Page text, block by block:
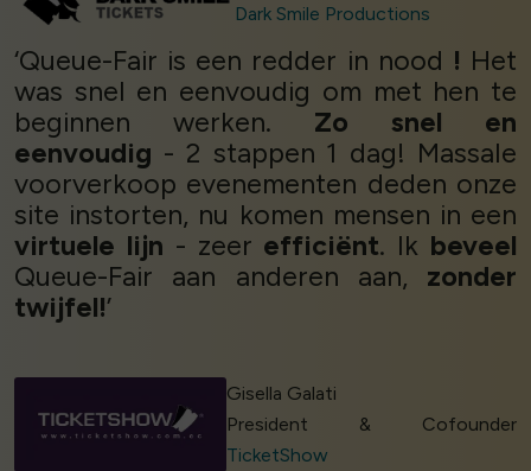
Dark Smile Productions
‘Queue-Fair is een redder in nood ! Het
was snel en eenvoudig om met hen te
beginnen werken. Zo snel en
eenvoudig - 2 stappen 1 dag! Massale
voorverkoop evenementen deden onze
site instorten, nu komen mensen in een
virtuele lijn - zeer efficiënt. Ik beveel
Queue-Fair aan anderen aan, zonder
twijfel!’
Gisella Galati
President & Cofounder
TicketShow